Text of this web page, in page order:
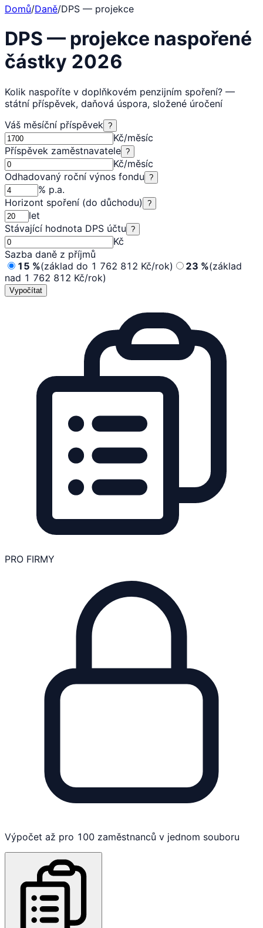
Domů/Daně/DPS — projekce
DPS — projekce naspořené
částky 2026
Kolik naspoříte v doplňkovém penzijním spoření? —
státní příspěvek, daňová úspora, složené úročení
Váš měsíční příspěvek ?
Kč/měsíc
Příspěvek zaměstnavatele ?
Kč/měsíc
Odhadovaný roční výnos fondu ?
% p.a.
Horizont spoření (do důchodu)
?
let
Stávající hodnota DPS účtu ?
Kč
Sazba daně z příjmů
15 %(základ do 1 762 812 Kč/rok) 23 %(základ
nad 1 762 812 Kč/rok)
Vypočítat
PRO FIRMY
Výpočet až pro 100 zaměstnanců v jednom souboru